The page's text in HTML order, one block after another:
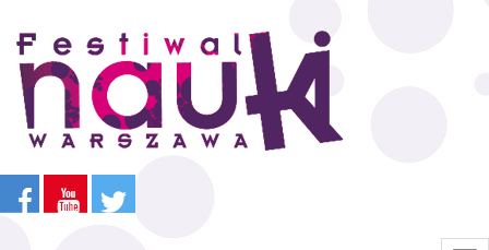
Przejdź
treści